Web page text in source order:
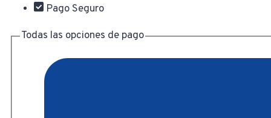
Pago Seguro
Todas las opciones de pago